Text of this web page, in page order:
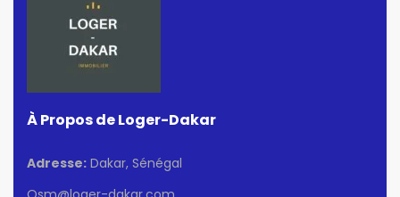
À Propos de Loger-Dakar
Adresse: Dakar, Sénégal